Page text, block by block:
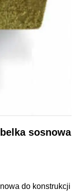
sosnowa
do konstrukcji